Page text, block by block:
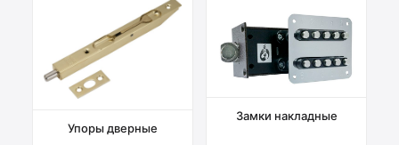
Упоры дверные
Замки накладные